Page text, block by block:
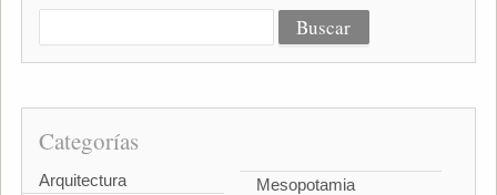
Categorías
Arquitectura
Mesopotamia